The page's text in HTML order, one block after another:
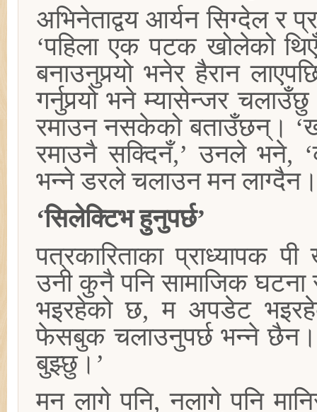
अभिनेताद्वय आर्यन सिग्देल
‘पहिला एक पटक खोलेको
बनाउनुपर्‍यो भनेर हैरान
गर्नुपर्‍र्यो भने म्यासेन्जर
रमाउन नसकेको बताउँछन्।
रमाउनै सक्दिनँ,’ उनले भने,
भन्ने डरले चलाउन मन
‘सिलेक्टिभ हुनुपर्छ’
पत्रकारिताका
उनी कुनै पनि सामाजिक घटना
भइरहेको छ, म अपडेट
फेसबुक चलाउनुपर्छ भन्ने छैन।
बुझ्छु।’
मन लागे पनि, नलागे पनि